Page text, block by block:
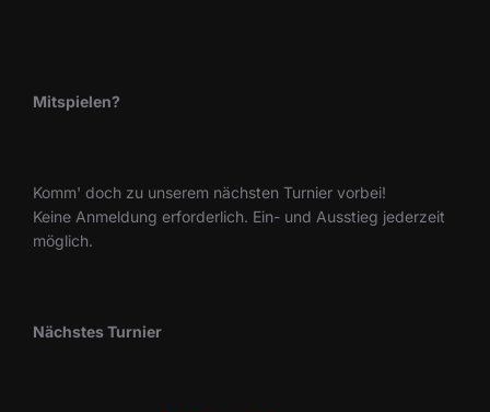
Mitspielen?
Komm' doch zu unserem nächsten Turnier vorbei!
Keine Anmeldung erforderlich. Ein- und Ausstieg jederzeit
möglich.
Nächstes Turnier